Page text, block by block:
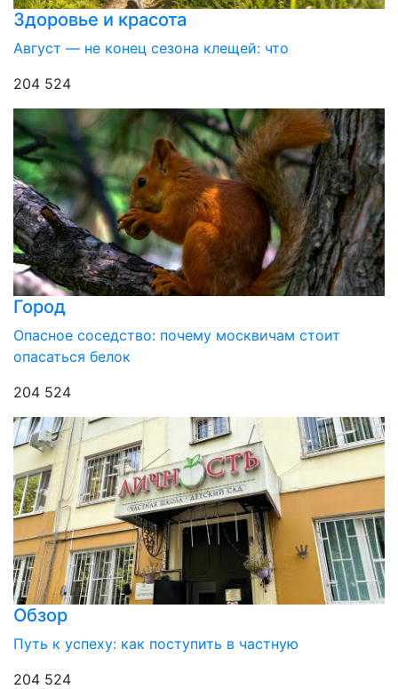
Здоровье и красота
Август — не конец сезона клещей: что
204 524
Город
Опасное соседство: почему москвичам стоит
опасаться белок
204 524
Обзор
Путь к успеху: как поступить в частную
204 524